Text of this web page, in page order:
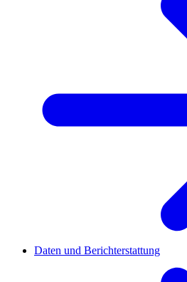
Daten und Berichterstattung